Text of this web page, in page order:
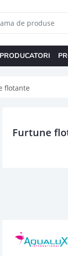
PRODUCATORI
flotante
Furtune